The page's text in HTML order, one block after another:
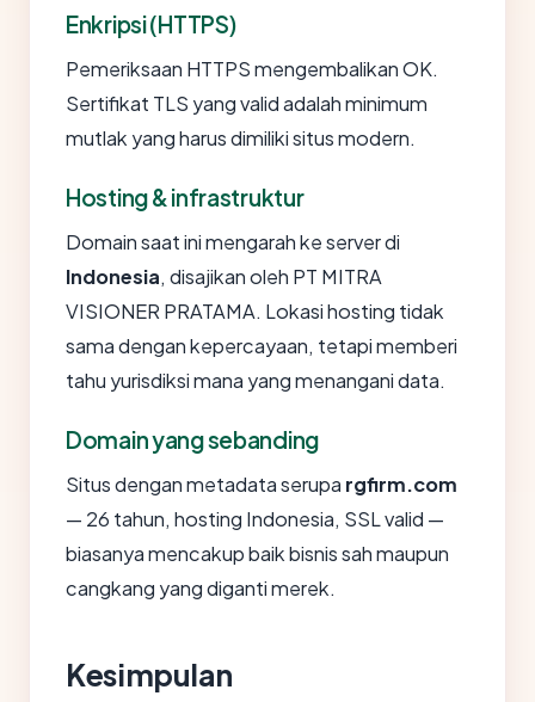
Enkripsi (HTTPS)
Pemeriksaan HTTPS mengembalikan OK.
Sertifikat TLS yang valid adalah minimum
mutlak yang harus dimiliki situs modern.
Hosting & infrastruktur
Domain saat ini mengarah ke server di
Indonesia, disajikan oleh PT MITRA
VISIONER PRATAMA. Lokasi hosting tidak
sama dengan kepercayaan, tetapi memberi
tahu yurisdiksi mana yang menangani data.
Domain yang sebanding
Situs dengan metadata serupa rgfirm.com
— 26 tahun, hosting Indonesia, SSL valid —
biasanya mencakup baik bisnis sah maupun
cangkang yang diganti merek.
Kesimpulan